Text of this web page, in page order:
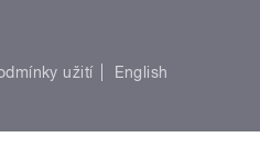
užití
English